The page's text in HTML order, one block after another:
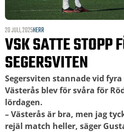
20 JULI, 2025HERR
VSK SATTE STOPP
SEGERSVITEN
Segersviten stannade vid
Västerås blev för svåra för
lördagen.
– Västerås är bra, men jag
rejäl match heller, säger